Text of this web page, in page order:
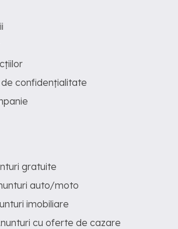
confidențialitate
gratuite
auto/moto
imobiliare
cu oferte de cazare